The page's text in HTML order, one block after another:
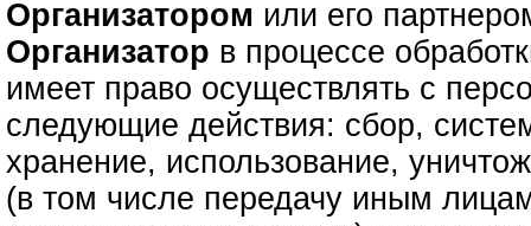
Организатором или его
Организатор в процессе
имеет право осуществлять с
следующие действия: сбор,
хранение, использование,
(в том числе передачу иным